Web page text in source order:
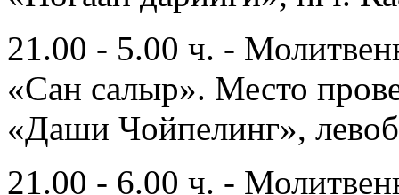
21.00 - 5.00 ч. -
«Сан салыр». Место
«Даши Чойпелинг»,
21.00 - 6.00 ч. -